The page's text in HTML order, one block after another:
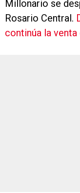
Millonario se
Rosario Central.
continúa la